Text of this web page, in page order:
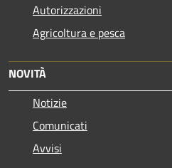
Autorizzazioni
Agricoltura e pesca
NOVITÀ
Notizie
Comunicati
Avvisi